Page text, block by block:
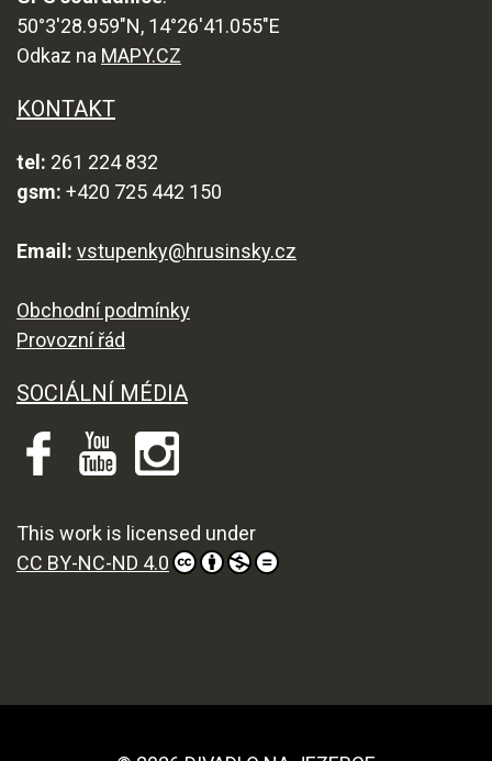
50°3'28.959"N, 14°26'41.055"E
Odkaz na MAPY.CZ
KONTAKT
tel: 261 224 832
gsm: +420 725 442 150
Email: vstupenky@hrusinsky.cz
Obchodní podmínky
Provozní řád
SOCIÁLNÍ MÉDIA
This work is licensed under
CC BY-NC-ND 4.0